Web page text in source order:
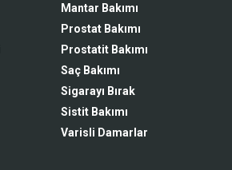
Mantar Bakımı
Prostat Bakımı
Prostatit Bakımı
Saç Bakımı
Sigarayı Bırak
Sistit Bakımı
Varisli Damarlar